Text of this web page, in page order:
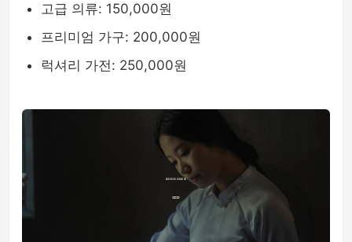
고급 의류: 150,000원
프리미엄 가구: 200,000원
럭셔리 가전: 250,000원